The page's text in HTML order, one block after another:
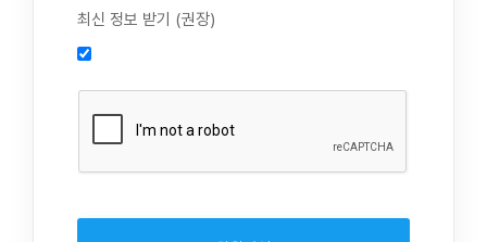
제1조 (목적)
웹사이트, 관련 소프트웨어 및 장비 등을 통하여
제공하는 "사이드톡" 서비스와 관련하여 회사와
사항을 규정함을 목적으로 합니다.
인 동의 진행, 이용자 및 법정대리인의 본인 확
인, 이용자 식별, 회원탈퇴 의사의 확인
2. 약관 위반 행위 등을 포함하여 서비스의 원활
한 운영에 지장을 주는 행위에 대한 방지 및 제
재, 계정도용 방지, 약관 개정 등의 고지사항 전
달, 분쟁조정을 위한 기록 보존, 민원처리 등 이
3. 서비스 이용기록과 접속 빈도 분석, 서비스 이
최신 정보 받기 (권장)